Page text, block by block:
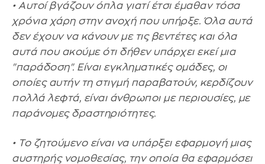
• Αυτοί βγάζουν όπλα γιατί έτσι έμαθαν τόσα
χρόνια χάρη στην ανοχή που υπήρξε. Όλα αυτά
δεν έχουν να κάνουν με τις βεντέτες και όλα
αυτά που ακούμε ότι δήθεν υπάρχει εκεί μια
"παράδοση". Είναι εγκληματικές ομάδες, οι
οποίες αυτήν τη στιγμή παραβατούν, κερδίζουν
πολλά λεφτά, είναι άνθρωποι με περιουσίες, με
παράνομες δραστηριότητες.
• Το ζητούμενο είναι να υπάρξει εφαρμογή μιας
αυστηρής νομοθεσίας, την οποία θα εφαρμόσει